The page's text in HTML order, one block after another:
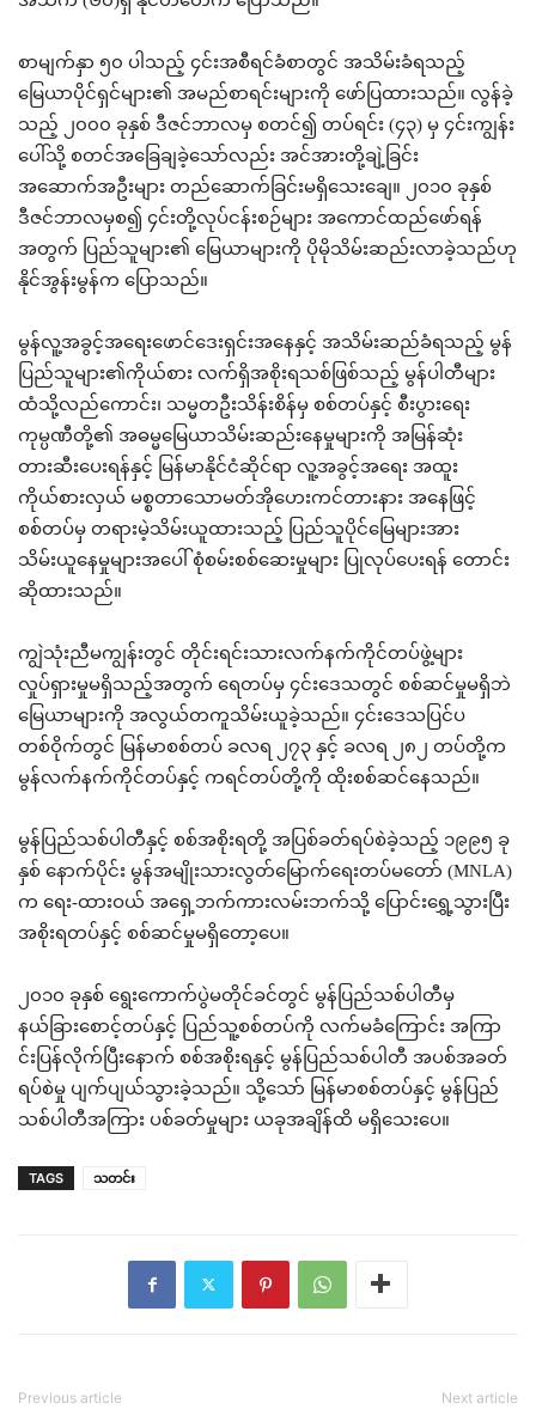
စာမျက်နှာ ၅၀ ပါသည့် ၄င်းအစီရင်ခံစာတွင် အသိမ်းခံရသည့်
မြေယာပိုင်ရှင်များ၏ အမည်စာရင်းများကို ဖော်ပြထားသည်။ လွန်ခဲ့
သည့် ၂၀၀၀ ခုနှစ် ဒီဇင်ဘာလမှ စတင်၍ တပ်ရင်း (၄၃) မှ ၄င်းကျွန်း
ပေါ်သို့ စတင်အခြေချခဲ့သော်လည်း အင်အားတို့ချဲ့ခြင်း
အဆောက်အဦးများ တည်ဆောက်ခြင်းမရှိသေးချေ။ ၂၀၁၀ ခုနှစ်
ဒီဇင်ဘာလမှစ၍ ၄င်းတို့လုပ်ငန်းစဉ်များ အကောင်ထည်ဖော်ရန်
အတွက် ပြည်သူများ၏ မြေယာများကို ပိုမိုသိမ်းဆည်းလာခဲ့သည်ဟု
နိုင်အွန်းမွန်က ပြောသည်။
မွန်လူ့အခွင့်အရေးဖောင်ဒေးရှင်းအနေနှင့် အသိမ်းဆည်ခံရသည့် မွန်
ပြည်သူများ၏ကိုယ်စား လက်ရှိအစိုးရသစ်ဖြစ်သည့် မွန်ပါတီများ
ထံသို့လည်ကောင်း၊ သမ္မတဦးသိန်းစိန်မှ စစ်တပ်နှင့် စီးပွားရေး
ကုမ္ပဏီတို့၏ အဓမ္မမြေယာသိမ်းဆည်းနေမှုများကို အမြန်ဆုံး
တားဆီးပေးရန်နှင့် မြန်မာနိုင်ငံဆိုင်ရာ လူ့အခွင့်အရေး အထူး
ကိုယ်စားလှယ် မစ္စတာသောမတ်အိုဟေးကင်တားနား အနေဖြင့်
စစ်တပ်မှ တရားမဲ့သိမ်းယူထားသည့် ပြည်သူပိုင်မြေများအား
သိမ်းယူနေမှုများအပေါ် စုံစမ်းစစ်ဆေးမှုများ ပြုလုပ်ပေးရန် တောင်း
ဆိုထားသည်။
ကျွဲသုံးညီမကျွန်းတွင် တိုင်းရင်းသားလက်နက်ကိုင်တပ်ဖွဲ့များ
လှုပ်ရှားမှုမရှိသည့်အတွက် ရေတပ်မှ ၄င်းဒေသတွင် စစ်ဆင်မှုမရှိဘဲ
မြေယာများကို အလွယ်တကူသိမ်းယူခဲ့သည်။ ၄င်းဒေသပြင်ပ
တစ်ဝိုက်တွင် မြန်မာစစ်တပ် ခလရ ၂၇၃ နှင့် ခလရ ၂၈၂ တပ်တို့က
မွန်လက်နက်ကိုင်တပ်နှင့် ကရင်တပ်တို့ကို ထိုးစစ်ဆင်နေသည်။
မွန်ပြည်သစ်ပါတီနှင့် စစ်အစိုးရတို့ အပြစ်ခတ်ရပ်စဲခဲ့သည့် ၁၉၉၅ ခု
နှစ် နောက်ပိုင်း မွန်အမျိုးသားလွတ်မြောက်ရေးတပ်မတော် (MNLA)
က ရေး-ထားဝယ် အရှေ့ဘက်ကားလမ်းဘက်သို့ ပြောင်းရွှေ့သွားပြီး
အစိုးရတပ်နှင့် စစ်ဆင်မှုမရှိတော့ပေ။
၂၀၁၀ ခုနှစ် ရွေးကောက်ပွဲမတိုင်ခင်တွင် မွန်ပြည်သစ်ပါတီမှ
နယ်ခြားစောင့်တပ်နှင့် ပြည်သူ့စစ်တပ်ကို လက်မခံကြောင်း အကြာ
င်းပြန်လိုက်ပြီးနောက် စစ်အစိုးရနှင့် မွန်ပြည်သစ်ပါတီ အပစ်အခတ်
ရပ်စဲမှု ပျက်ပျယ်သွားခဲ့သည်။ သို့သော် မြန်မာစစ်တပ်နှင့် မွန်ပြည်
သစ်ပါတီအကြား ပစ်ခတ်မှုများ ယခုအချိန်ထိ မရှိသေးပေ။
TAGS သတင်း
Previous article Next article